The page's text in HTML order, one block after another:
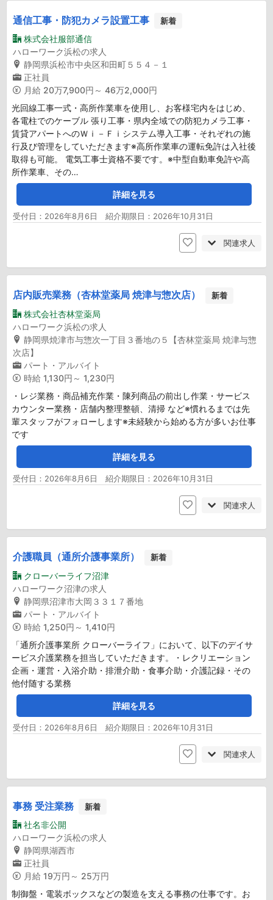
通信工事・防犯カメラ設置工事 新着
株式会社服部通信
ハローワーク浜松の求人
静岡県浜松市中央区和田町５５４－１
正社員
月給 20万7,900円～ 46万2,000円
光回線工事一式・高所作業車を使用し、お客様宅内をはじめ、
各電柱でのケーブル 張り工事・県内全域での防犯カメラ工事・
賃貸アパートへのＷｉ－Ｆｉシステム導入工事・それぞれの施
行及び管理をしていただきます※高所作業車の運転免許は入社後
取得も可能。 電気工事士資格不要です。※中型自動車免許や高
所作業車、その…
詳細を見る
受付日：2026年8月6日 紹介期限日：2026年10月31日
関連求人
店内販売業務（杏林堂薬局 焼津与惣次店） 新着
株式会社杏林堂薬局
ハローワーク浜松の求人
静岡県焼津市与惣次一丁目３番地の５【杏林堂薬局 焼津与惣
次店】
パート・アルバイト
時給 1,130円～ 1,230円
・レジ業務・商品補充作業・陳列商品の前出し作業・サービス
カウンター業務・店舗内整理整頓、清掃 など※慣れるまでは先
輩スタッフがフォローします※未経験から始める方が多いお仕事
です
詳細を見る
受付日：2026年8月6日 紹介期限日：2026年10月31日
関連求人
介護職員（通所介護事業所） 新着
クローバーライフ沼津
ハローワーク沼津の求人
静岡県沼津市大岡３３１７番地
パート・アルバイト
時給 1,250円～ 1,410円
「通所介護事業所 クローバーライフ」において、以下のデイサ
ービス介護業務を担当していただきます。・レクリエーション
企画・運営・入浴介助・排泄介助・食事介助・介護記録・その
他付随する業務
詳細を見る
受付日：2026年8月6日 紹介期限日：2026年10月31日
関連求人
事務 受注業務 新着
社名非公開
ハローワーク浜松の求人
静岡県湖西市
正社員
月給 19万円～ 25万円
制御盤・電装ボックスなどの製造を支える事務の仕事です。お